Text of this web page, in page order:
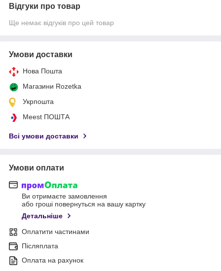
Відгуки про товар
Ще немає відгуків про цей товар
Умови доставки
Нова Пошта
Магазини Rozetka
Укрпошта
Meest ПОШТА
Всі умови доставки
Умови оплати
Ви отримаєте замовлення
або гроші повернуться на вашу картку
Детальніше
Оплатити частинами
Післяплата
Оплата на рахунок